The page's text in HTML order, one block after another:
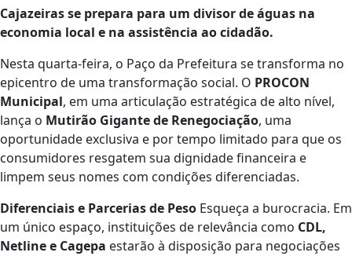
Cajazeiras se prepara para um divisor de águas na
economia local e na assistência ao cidadão.
Nesta quarta-feira, o Paço da Prefeitura se transforma no
epicentro de uma transformação social. O PROCON
Municipal, em uma articulação estratégica de alto nível,
lança o Mutirão Gigante de Renegociação, uma
oportunidade exclusiva e por tempo limitado para que os
consumidores resgatem sua dignidade financeira e
limpem seus nomes com condições diferenciadas.
Diferenciais e Parcerias de Peso Esqueça a burocracia. Em
um único espaço, instituições de relevância como CDL,
Netline e Cagepa estarão à disposição para negociações